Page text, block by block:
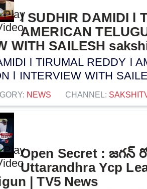
l SUDHIR DAMIDI l
AMERICAN
WITH SAILESH
l TIRUMAL REDDY l
l INTERVIEW WITH
NEWS CHANNEL:
Open Secret :
Uttarandhra Ycp
| TV5 News